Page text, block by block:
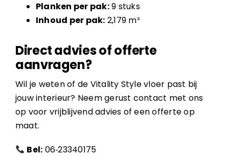
Planken per pak:9 stuks
Inhoud per pak: 2,179 m²
Direct advies of offerte
aanvragen?
Wil je weten of de Vitality Style vloer past bij
jouw interieur? Neem gerust contact met ons
op voor vrijblijvend advies of een offerte op
maat.
Bel: 06‑23340175